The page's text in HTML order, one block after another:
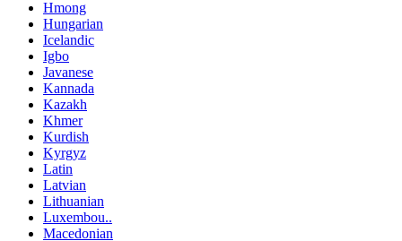
Hmong
Hungarian
Icelandic
Igbo
Javanese
Kannada
Kazakh
Khmer
Kurdish
Kyrgyz
Latin
Latvian
Lithuanian
Luxembou..
Macedonian